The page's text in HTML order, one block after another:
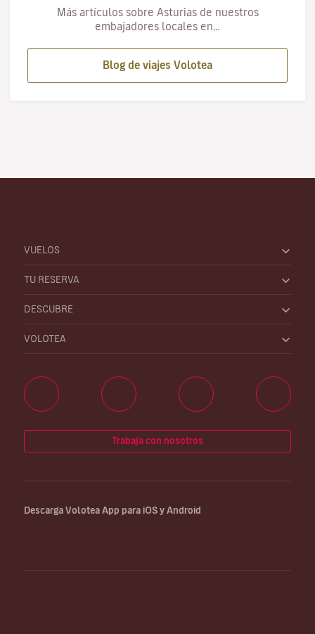
Más artículos sobre Asturias de nuestros
embajadores locales en…
Blog de viajes Volotea
VUELOS
TU RESERVA
DESCUBRE
VOLOTEA
Trabaja con nosotros
Descarga Volotea App para iOS y Android